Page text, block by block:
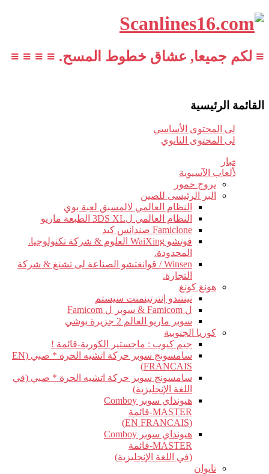
≡ لكم جميعا, عشاق خطوط المسح. ≡ ≡ ≡ ≡
القائمة الرئيسية
تخطي إلى المحتوى الأساسي
تخطي إلى المحتوى الثانوي
أخبار
الألعاب الآسيوية
يروج خمور
البر الرئيسى للصين
النظام العالمي لالمسبق لعبة بوي
النظام العالمي ل3DS XL الطبعة ماريو
Famiclone صندانس كيد
فوتشو WaiXing العلوم & شركة تكنولوجيا.
المحدودة.
Winsen / قوانغتشو الصناعة لى تشنغ & شركة
التجارة.
هونغ كونغ
نينتندو إنترتينمنت سيستم
ل Famicom & سوبر ل Famicom
سوبر ماريو العالم 2 جزيرة يوشي
كوريا الجنوبية
جيم كيوب : ماجستير الكورية-قائمة !
سامسونج سوبر حركة اتشيه الحرة * صبي (EN
FRANCAIS)
سامسونج سوبر حركة اتشيه الحرة * صبي (في
اللغة الإنجليزية)
هيونداي سوبر Comboy
MASTER-قائمة
(EN FRANCAIS)
هيونداي سوبر Comboy
MASTER-قائمة
(في اللغة الإنجليزية)
تايوان